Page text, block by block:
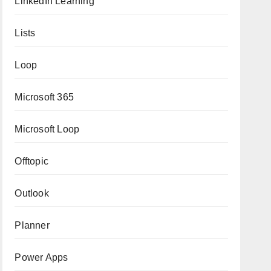
Lists
Loop
Microsoft 365
Microsoft Loop
Offtopic
Outlook
Planner
Power Apps